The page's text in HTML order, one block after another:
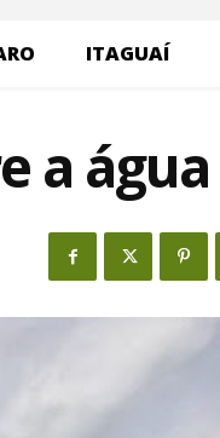
ITAGUAÍ
a água